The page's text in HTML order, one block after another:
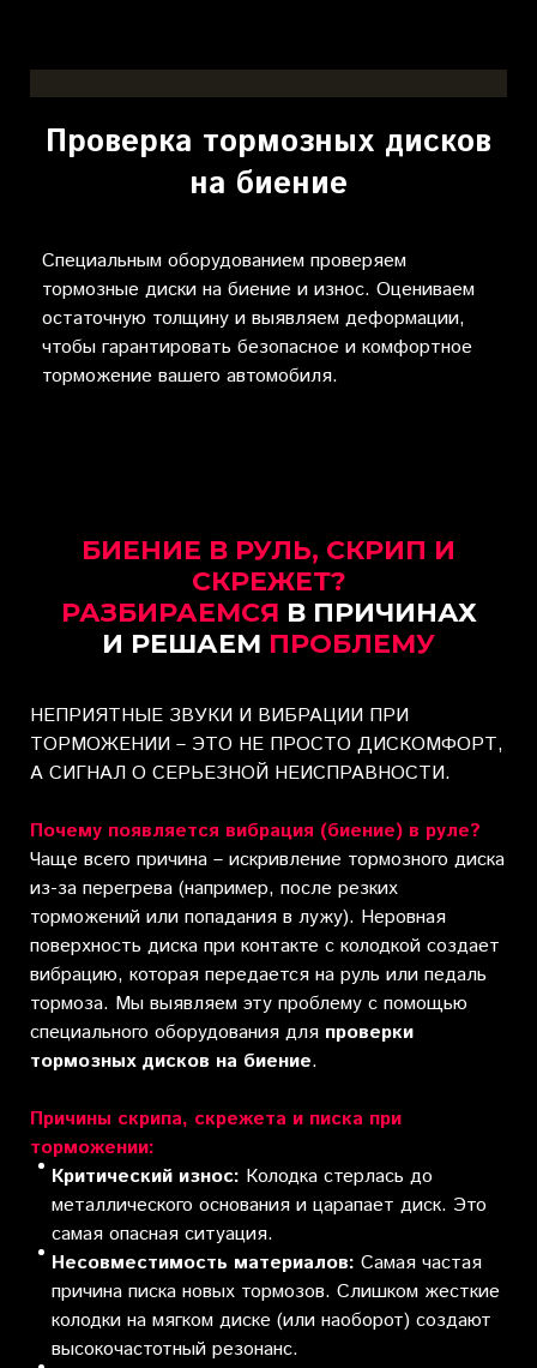
Проверка тормозных дисков
на биение
Специальным оборудованием проверяем
тормозные диски на биение и износ. Оцениваем
остаточную толщину и выявляем деформации,
чтобы гарантировать безопасное и комфортное
торможение вашего автомобиля.
БИЕНИЕ В РУЛЬ, СКРИП И
СКРЕЖЕТ?
РАЗБИРАЕМСЯ В ПРИЧИНАХ
И РЕШАЕМ ПРОБЛЕМУ
НЕПРИЯТНЫЕ ЗВУКИ И ВИБРАЦИИ ПРИ
ТОРМОЖЕНИИ – ЭТО НЕ ПРОСТО ДИСКОМФОРТ,
А СИГНАЛ О СЕРЬЕЗНОЙ НЕИСПРАВНОСТИ.
Почему появляется вибрация (биение) в руле?
Чаще всего причина – искривление тормозного диска
из-за перегрева (например, после резких
торможений или попадания в лужу). Неровная
поверхность диска при контакте с колодкой создает
вибрацию, которая передается на руль или педаль
тормоза. Мы выявляем эту проблему с помощью
специального оборудования для проверки
тормозных дисков на биение.
Причины скрипа, скрежета и писка при
торможении:
Критический износ: Колодка стерлась до
металлического основания и царапает диск. Это
самая опасная ситуация.
Несовместимость материалов: Самая частая
причина писка новых тормозов. Слишком жесткие
колодки на мягком диске (или наоборот) создают
высокочастотный резонанс.